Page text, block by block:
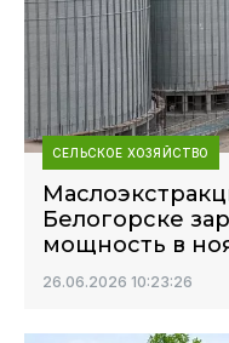
СЕЛЬСКОЕ ХОЗЯЙСТВО
Белогорске
мощность в
26.06.2026 10:23:26